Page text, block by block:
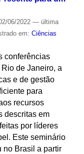
06/2022 — última
em: Ciências
conferências
de Janeiro, a
e de gestão
para
recursos
descritas em
por líderes
Este seminário
no Brasil a partir